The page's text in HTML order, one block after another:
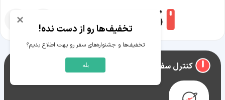
راهنمای سفر به دانبری کنترل سفر دانبری
×
تخفیف‌ها رو از دست نده!
تخفیف‌ها و جشنواره‌های سفر رو بهت اطلاع بدیم؟
بله